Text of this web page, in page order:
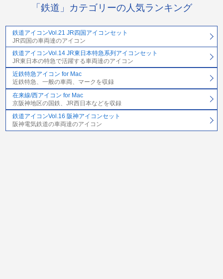
「鉄道」カテゴリーの人気ランキング
鉄道アイコンVol.21 JR四国アイコンセット
JR四国の車両達のアイコン
鉄道アイコンVol.14 JR東日本特急系列アイコンセット
JR東日本の特急で活躍する車両達のアイコン
近鉄特急アイコン for Mac
近鉄特急、一般の車両、マークを収録
在来線/西アイコン for Mac
京阪神地区の国鉄、JR西日本などを収録
鉄道アイコンVol.16 阪神アイコンセット
阪神電気鉄道の車両達のアイコン